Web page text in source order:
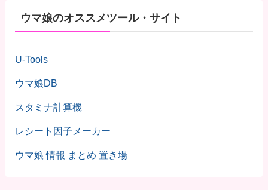
ウマ娘のオススメツール・サイト
U-Tools
ウマ娘DB
スタミナ計算機
レシート因子メーカー
ウマ娘 情報 まとめ 置き場